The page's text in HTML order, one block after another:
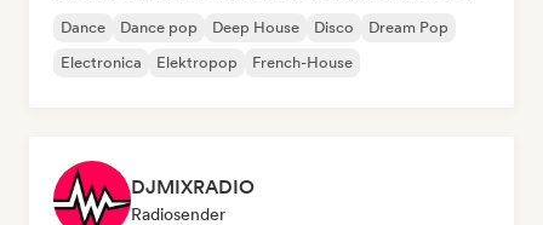
Dance Dance pop Deep House Disco
Dream Pop
Electronica
Elektropop French-House
DJMIXRADIO
Radiosender